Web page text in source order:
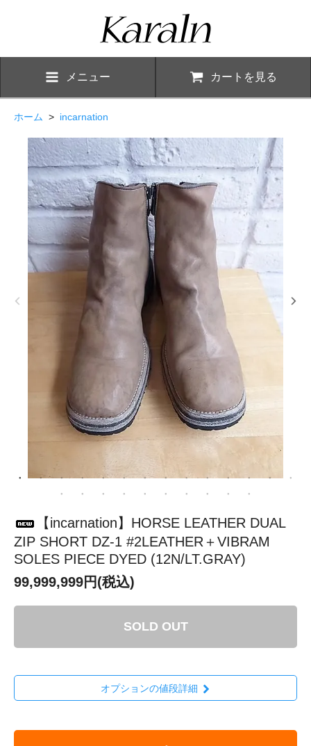
メニュー カートを見る
ホーム > incarnation
【incarnation】HORSE LEATHER DUAL
ZIP SHORT DZ-1 #2LEATHER＋VIBRAM
SOLES PIECE DYED (12N/LT.GRAY)
99,999,999円(税込)
SOLD OUT
オプションの値段詳細